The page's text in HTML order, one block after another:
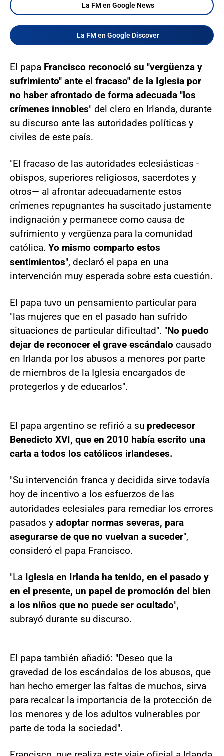
La FM en Google News
La FM en Google Discover
El papa Francisco reconoció su "vergüenza y
sufrimiento" ante el fracaso" de la Iglesia por
no haber afrontado de forma adecuada "los
crímenes innobles" del clero en Irlanda, durante
su discurso ante las autoridades políticas y
civiles de este país.
"El fracaso de las autoridades eclesiásticas -
obispos, superiores religiosos, sacerdotes y
otros— al afrontar adecuadamente estos
crímenes repugnantes ha suscitado justamente
indignación y permanece como causa de
sufrimiento y vergüenza para la comunidad
católica. Yo mismo comparto estos
sentimientos", declaró el papa en una
intervención muy esperada sobre esta cuestión.
El papa tuvo un pensamiento particular para
"las mujeres que en el pasado han sufrido
situaciones de particular dificultad". "No puedo
dejar de reconocer el grave escándalo causado
en Irlanda por los abusos a menores por parte
de miembros de la Iglesia encargados de
protegerlos y de educarlos".
El papa argentino se refirió a su predecesor
Benedicto XVI, que en 2010 había escrito una
carta a todos los católicos irlandeses.
"Su intervención franca y decidida sirve todavía
hoy de incentivo a los esfuerzos de las
autoridades eclesiales para remediar los errores
pasados y adoptar normas severas, para
asegurarse de que no vuelvan a suceder",
consideró el papa Francisco.
"La Iglesia en Irlanda ha tenido, en el pasado y
en el presente, un papel de promoción del bien
a los niños que no puede ser ocultado",
subrayó durante su discurso.
El papa también añadió: "Deseo que la
gravedad de los escándalos de los abusos, que
han hecho emerger las faltas de muchos, sirva
para recalcar la importancia de la protección de
los menores y de los adultos vulnerables por
parte de toda la sociedad".